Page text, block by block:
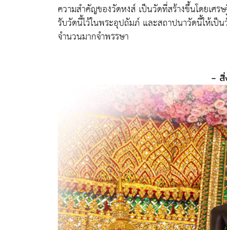
ความสำคัญของวัดหงส์ เป็นวัดที่สร้างขึ้นโดยเศ
รับวัดนี้ไว้ในพระอุปถัมภ์ และสถาปนาวัดนี้ให้เ
จำนวนมากจำพรรษา
- สิ่